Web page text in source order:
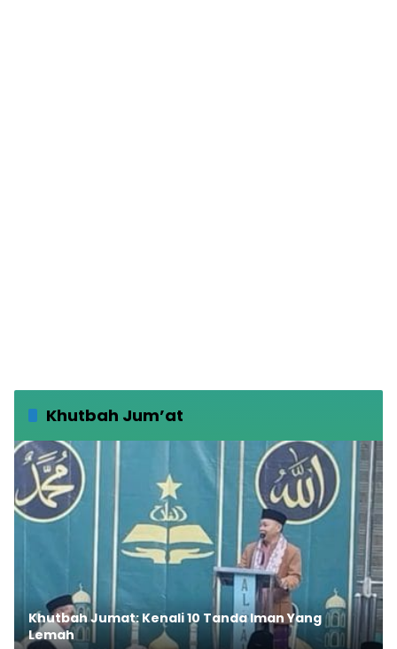
Khutbah Jum’at
Khutbah Jumat: Kenali 10 Tanda Iman Yang
Lemah